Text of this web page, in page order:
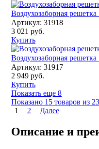
Воздухозаборная
Артикул: 31918
3 021 руб.
Купить
Воздухозаборная
Артикул: 31917
2 949 руб.
Купить
Показать еще 8
Показано 15 товаров из 23
1
2 Далее
Описание и